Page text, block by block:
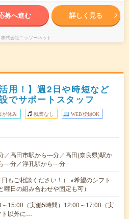
募へ進む 詳しく見る
株式会社ニッソーネット
用！】週2日や時短など
でサポートスタッフ
が休み 残業なし WEB登録OK
／高田市駅から---分／高田(奈良県)駅か
---分／浮孔駅から---分
もご相談ください！） ※希望のシフト
曜日の組み合わせや固定も可）
15:00（実働5時間）12:00～17:00（実
ト以外に…